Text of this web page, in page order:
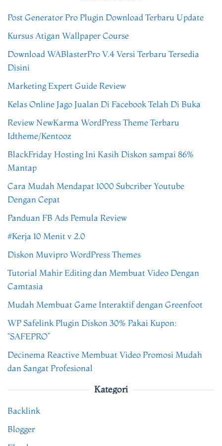
Post Generator Pro Plugin Download Terbaru Update
Kursus Atigan Wallpaper Course
Download WABlasterPro V.4 Versi Terbaru Tersedia
Disini
Marketing Expert Guide Review
Kelas Online Jago Jualan Di Facebook Telah Di Buka
Review NewKarma WordPress Theme Terbaru
Idtheme/Kentooz
BlackFriday Hosting Ini Kasih Diskon sampai 86%
Mantap
Cara Mudah Mendapat 1000 Subcriber Youtube
Dengan Cepat
Panduan FB Ads Pemula Review
#Kerja 10 Menit v 2.0
Diskon Muvipro WordPress Themes
Tutorial Mahir Editing dan Membuat Video Dengan
Camtasia
Mudah Membuat Game Interaktif dengan Greenfoot
WP Safelink Plugin Diskon 30% Pakai Kupon:
“SAFEPRO”
Decinema Reactive Membuat Video Promosi Mudah
dan Sangat Profesional
Kategori
Backlink
Blogger